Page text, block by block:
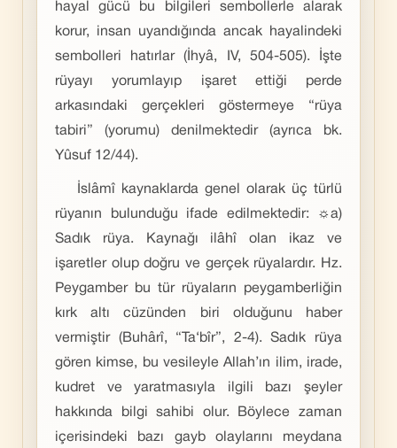
hayal gücü bu bilgileri sembollerle alarak
korur, insan uyandığında ancak hayalindeki
sembolleri hatırlar (İhyâ, IV, 504-505). İşte
rüyayı yorumlayıp işaret ettiği perde
arkasındaki gerçekleri göstermeye “rüya
tabiri” (yorumu) denilmektedir (ayrıca bk.
Yûsuf 12/44).
İslâmî kaynaklarda genel olarak üç türlü
rüyanın bulunduğu ifade edilmektedir: ☼a)
Sadık rüya. Kaynağı ilâhî olan ikaz ve
işaretler olup doğru ve gerçek rüyalardır. Hz.
Peygamber bu tür rüyaların peygamberliğin
kırk altı cüzünden biri olduğunu haber
vermiştir (Buhârî, “Ta‘bîr”, 2-4). Sadık rüya
gören kimse, bu vesileyle Allah’ın ilim, irade,
kudret ve yaratmasıyla ilgili bazı şeyler
hakkında bilgi sahibi olur. Böylece zaman
içerisindeki bazı gayb olaylarını meydana